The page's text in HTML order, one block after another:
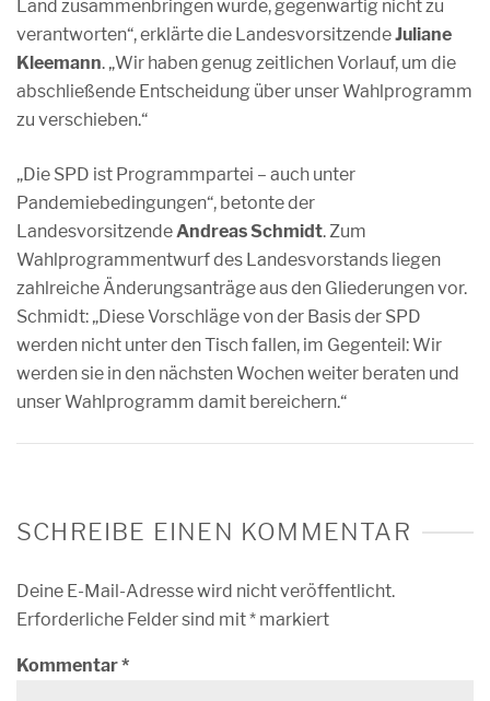
Land zusammenbringen würde, gegenwärtig nicht zu
verantworten“, erklärte die LandesvorsitzendeJuliane
Kleemann. „Wir haben genug zeitlichen Vorlauf, um die
abschließende Entscheidung über unser Wahlprogramm
zu verschieben.“
„Die SPD ist Programmpartei – auch unter
Pandemiebedingungen“, betonte der
LandesvorsitzendeAndreas Schmidt. Zum
Wahlprogrammentwurf des Landesvorstands liegen
zahlreiche Änderungsanträge aus den Gliederungen vor.
Schmidt: „Diese Vorschläge von der Basis der SPD
werden nicht unter den Tisch fallen, im Gegenteil: Wir
werden sie in den nächsten Wochen weiter beraten und
unser Wahlprogramm damit bereichern.“
SCHREIBE EINEN KOMMENTAR
Deine E-Mail-Adresse wird nicht veröffentlicht.
Erforderliche Felder sind mit* markiert
Kommentar*